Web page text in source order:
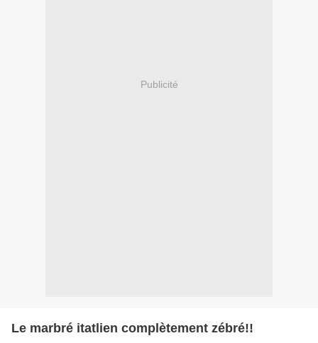
Publicité
Le marbré itatlien complètement zébré!!